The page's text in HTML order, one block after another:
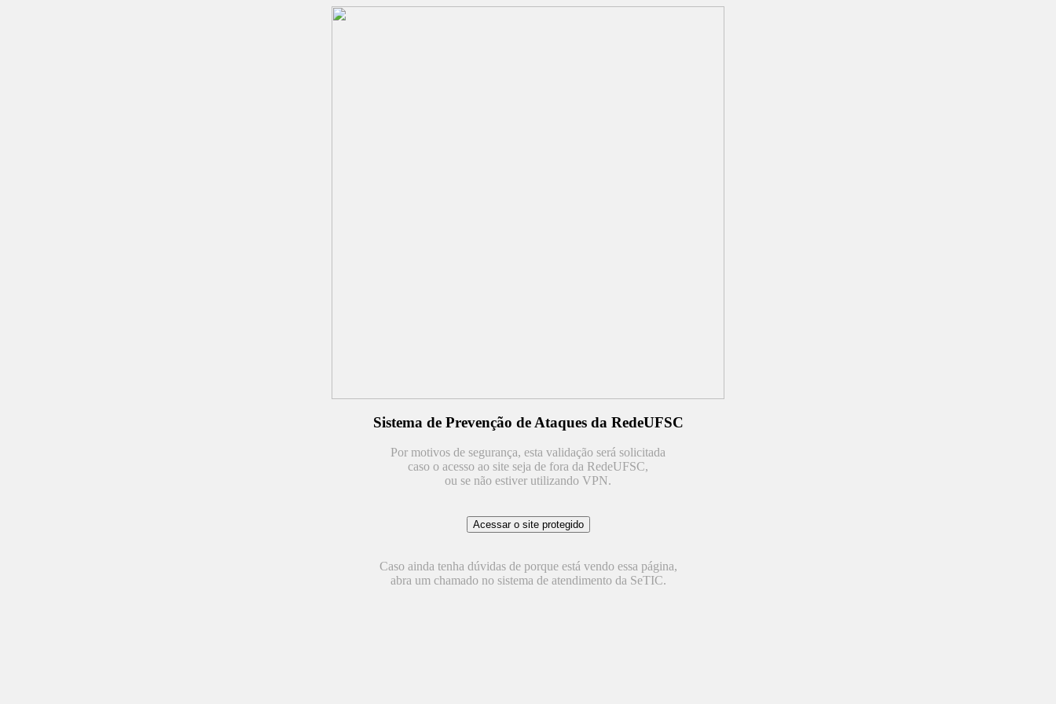
Sistema de Prevenção de Ataques da RedeUFSC
Por motivos de segurança, esta validação será solicitada
caso o acesso ao site seja de fora da RedeUFSC,
ou se não estiver utilizando VPN.
Caso ainda tenha dúvidas de porque está vendo essa página,
abra um chamado no sistema de atendimento da SeTIC.